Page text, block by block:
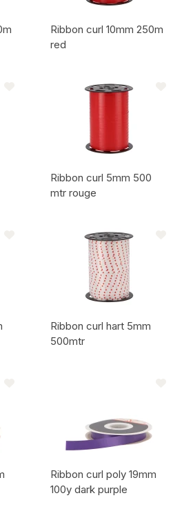
Ribbon curl 10mm 250m
red
Ribbon curl 5mm 500
mtr rouge
Ribbon curl hart 5mm
500mtr
Ribbon curl poly 19mm
100y dark purple